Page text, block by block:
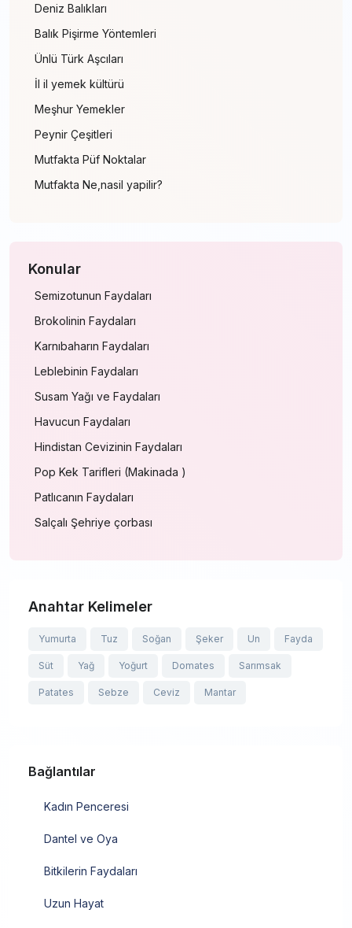
Deniz Balıkları
Balık Pişirme Yöntemleri
Ünlü Türk Aşcıları
İl il yemek kültürü
Meşhur Yemekler
Peynir Çeşitleri
Mutfakta Püf Noktalar
Mutfakta Ne,nasil yapilir?
Konular
Semizotunun Faydaları
Brokolinin Faydaları
Karnıbaharın Faydaları
Leblebinin Faydaları
Susam Yağı ve Faydaları
Havucun Faydaları
Hindistan Cevizinin Faydaları
Pop Kek Tarifleri (Makinada )
Patlıcanın Faydaları
Salçalı Şehriye çorbası
Anahtar Kelimeler
Yumurta Tuz Soğan Şeker Un Fayda
Süt Yağ Yoğurt Domates Sarımsak
Patates Sebze Ceviz Mantar
Bağlantılar
Kadın Penceresi
Dantel ve Oya
Bitkilerin Faydaları
Uzun Hayat